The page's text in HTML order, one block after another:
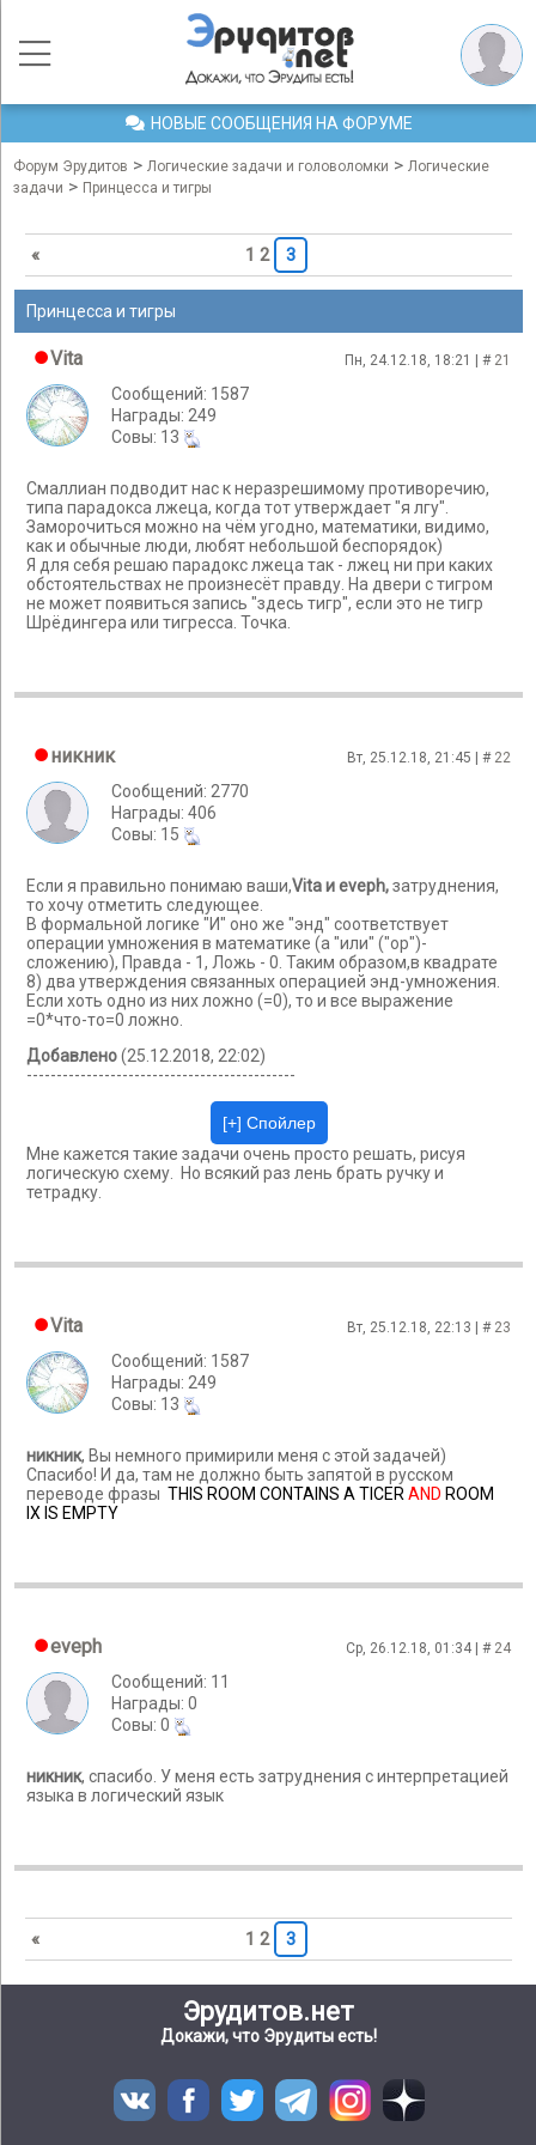
НОВЫЕ СООБЩЕНИЯ НА ФОРУМЕ
Форум Эрудитов > Логические задачи и головоломки > Логические
задачи > Принцесса и тигры
« 1 2 3
Принцесса и тигры
Vita Пн, 24.12.18, 18:21 | # 21
Сообщений: 1587
Награды: 249
Cовы: 13
Смаллиан подводит нас к неразрешимому противоречию,
типа парадокса лжеца, когда тот утверждает "я лгу".
Заморочиться можно на чём угодно, математики, видимо,
как и обычные люди, любят небольшой беспорядок)
Я для себя решаю парадокс лжеца так - лжец ни при каких
обстоятельствах не произнесёт правду. На двери с тигром
не может появиться запись "здесь тигр", если это не тигр
Шрёдингера или тигресса. Точка.
никник Вт, 25.12.18, 21:45 | # 22
Сообщений: 2770
Награды: 406
Cовы: 15
Если я правильно понимаю ваши,Vita иeveph,затруднения,
то хочу отметить следующее.
В формальной логике "И" оно же "энд" соответствует
операции умножения в математике (а "или" ("ор")-
сложению), Правда - 1, Ложь - 0. Таким образом,в квадрате
8) два утверждения связанных операцией энд-умножения.
Если хоть одно из них ложно (=0), то и все выражение
=0*что-то=0 ложно.
Добавлено(25.12.2018, 22:02)
---------------------------------------------
Мне кажется такие задачи очень просто решать, рисуя
логическую схему. Но всякий раз лень брать ручку и
тетрадку.
Vita Вт, 25.12.18, 22:13 | # 23
Сообщений: 1587
Награды: 249
Cовы: 13
никник, Вы немного примирили меня с этой задачей)
Спасибо! И да, там не должно быть запятой в русском
переводе фразы THIS ROOM CONTAINS A TICERAND ROOM
IX IS EMPTY
eveph Ср, 26.12.18, 01:34 | # 24
Сообщений: 11
Награды: 0
Cовы: 0
никник, спасибо. У меня есть затруднения с интерпретацией
языка в логический язык
« 1 2 3
Эрудитов.нет
Докажи, что Эрудиты есть!